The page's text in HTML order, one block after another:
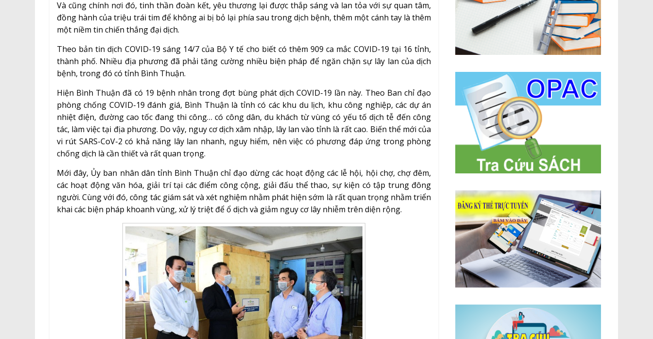
Và cũng chính nơi đó, tinh thần đoàn kết, yêu thương lại được thắp sáng và lan tỏa với sự quan tâm,
đồng hành của triệu trái tim để không ai bị bỏ lại phía sau trong dịch bệnh, thêm một cánh tay là thêm
một niềm tin chiến thắng đại dịch.
Theo bản tin dịch COVID-19 sáng 14/7 của Bộ Y tế cho biết có thêm 909 ca mắc COVID-19 tại 16 tỉnh,
thành phố. Nhiều địa phương đã phải tăng cường nhiều biện pháp để ngăn chặn sự lây lan của dịch
bệnh, trong đó có tỉnh Bình Thuận.
Hiện Bình Thuận đã có 19 bệnh nhân trong đợt bùng phát dịch COVID-19 lần này. Theo Ban chỉ đạo
phòng chống COVID-19 đánh giá, Bình Thuận là tỉnh có các khu du lịch, khu công nghiệp, các dự án
nhiệt điện, đường cao tốc đang thi công… có công dân, du khách từ vùng có yếu tố dịch tễ đến công
tác, làm việc tại địa phương. Do vậy, nguy cơ dịch xâm nhập, lây lan vào tỉnh là rất cao. Biến thể mới của
vi rút SARS-CoV-2 có khả năng lây lan nhanh, nguy hiểm, nên việc có phương đáp ứng trong phòng
chống dịch là cần thiết và rất quan trọng.
Mới đây, Ủy ban nhân dân tỉnh Bình Thuận chỉ đạo dừng các hoạt động các lễ hội, hội chợ, chợ đêm,
các hoạt động văn hóa, giải trí tại các điểm công cộng, giải đấu thể thao, sự kiện có tập trung đông
người. Cùng với đó, công tác giám sát và xét nghiệm nhằm phát hiện sớm là rất quan trọng nhằm triển
khai các biện pháp khoanh vùng, xử lý triệt để ổ dịch và giảm nguy cơ lây nhiễm trên diện rộng.